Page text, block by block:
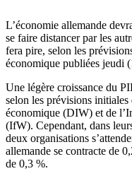
L’économie allemande
se faire distancer par les
fera pire, selon les
économique publiées jeudi
Une légère croissance du
selon les prévisions
économique (DIW) et de
(IfW). Cependant, dans
deux organisations
allemande se contracte de
de 0,3 %.